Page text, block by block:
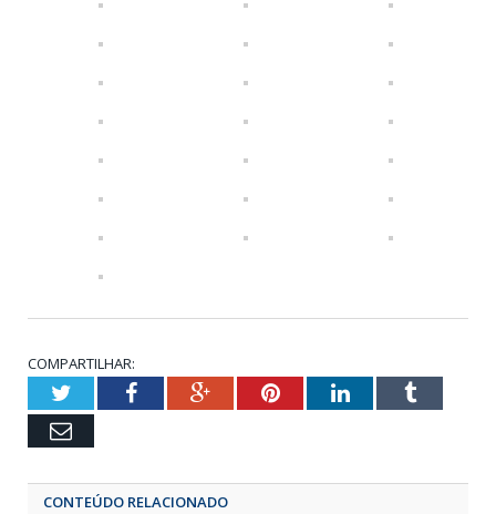
COMPARTILHAR:
TwitterFacebookGoogle+Pinterest
LinkedIn
Email
CONTEÚDO RELACIONADO